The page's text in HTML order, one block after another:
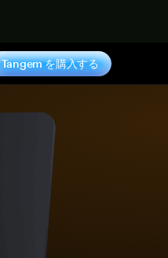
Tangem を購入する